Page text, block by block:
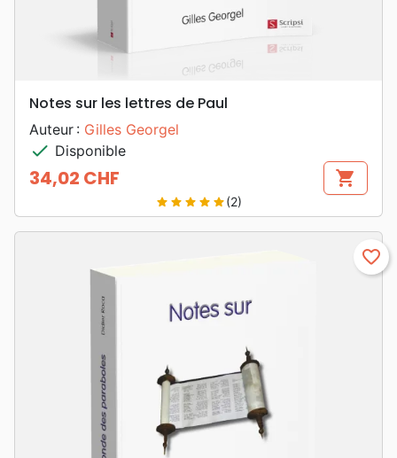
Notes sur les lettres de Paul
Auteur : Gilles Georgel
check Disponible
Prix
34,02 CHF shopping_cart
star star star star star(2)
favorite_border